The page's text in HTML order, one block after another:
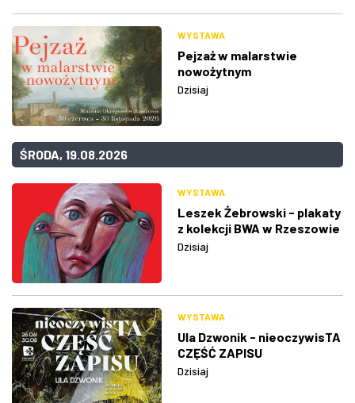
WYSTAWA
Pejzaż w malarstwie
nowożytnym
Dzisiaj
ŚRODA, 19.08.2026
WYSTAWA
Leszek Żebrowski - plakaty
z kolekcji BWA w Rzeszowie
Dzisiaj
WYSTAWA
Ula Dzwonik - nieoczywisTA
CZĘŚĆ ZAPISU
Dzisiaj